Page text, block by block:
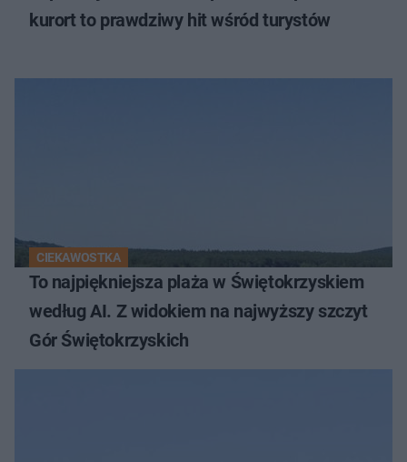
kurort to prawdziwy hit wśród turystów
CIEKAWOSTKA
To najpiękniejsza plaża w Świętokrzyskiem
według AI. Z widokiem na najwyższy szczyt
Gór Świętokrzyskich